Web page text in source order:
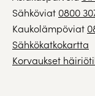
Sähköviat 0800
Kaukolämpöviat
Sähkökatkokartta
Korvaukset